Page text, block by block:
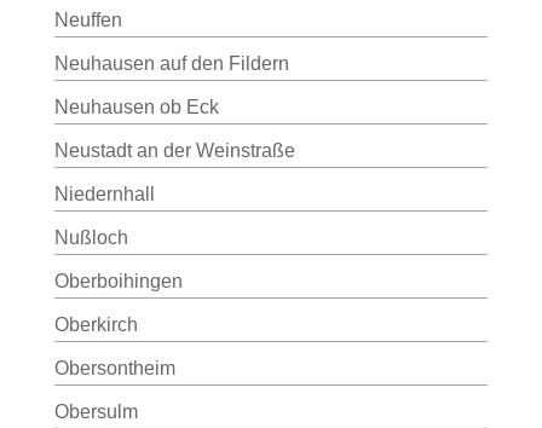
Neuffen
Neuhausen auf den Fildern
Neuhausen ob Eck
Neustadt an der Weinstraße
Niedernhall
Nußloch
Oberboihingen
Oberkirch
Obersontheim
Obersulm